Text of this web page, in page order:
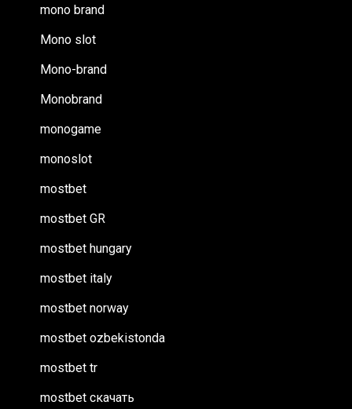
mono brand
Mono slot
Mono-brand
Monobrand
monogame
monoslot
mostbet
mostbet GR
mostbet hungary
mostbet italy
mostbet norway
mostbet ozbekistonda
mostbet tr
mostbet скачать